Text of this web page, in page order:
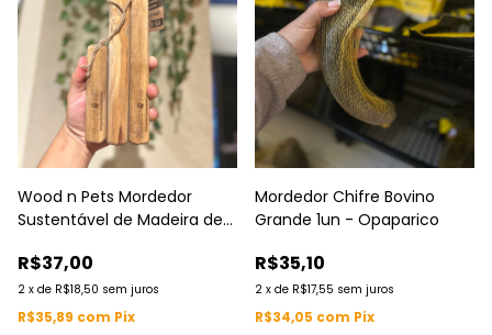
Wood n Pets Mordedor
Sustentável de Madeira de
R$37,00
2 x de R$18,50 sem juros
R$35,89 com Pix
Mordedor Chifre Bovino
Grande 1un - Opaparico
R$35,10
2 x de R$17,55 sem juros
R$34,05 com Pix